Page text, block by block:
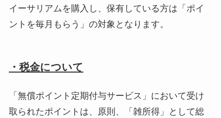
イーサリアムを購入し、保有している方は「ポイ
ントを毎月もらう」の対象となります。
・税金について
「無償ポイント定期付与サービス」において受け
取られたポイントは、原則、「雑所得」として総